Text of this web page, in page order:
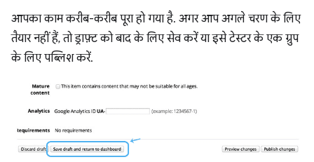
आपका काम करीब-करीब पूरा हो गया है. अगर आप अगले चरण के लिए
तैयार नहीं हैं, तो ड्राफ़्ट को बाद के लिए सेव करें या इसे टेस्टर के एक ग्रुप
के लिए पब्लिश करें.